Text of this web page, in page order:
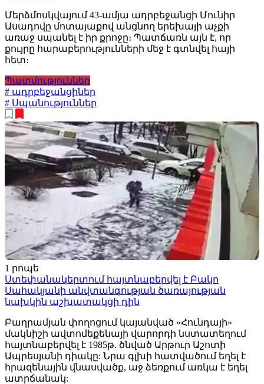
Մերձմոսկվայում 43-ամյա ադրբեջանցի Մունիր
Ասադովը մոտայաքով անցնող երեխայի աչքի
առաջ սպանել է իր քրոջը։ Պատճառն այն է, որ
քույրը հարաբերությունների մեջ է գտնվել հայի
հետ։
Պատմություններ
# ադրբեջանցիներ
# Սպանություններ
1 րոպե
Ստեփանակերտում հայտնաբերվել է Բակո
Սահակյանի անվտանգության ծառայության
նախկին աշխատակցի դին
Բաղրամյան փողոցում կայանված «Հունդայի»
մակնիշի ավտոմեքենայի վարորդի նստատեղում
հայտնաբերվել է 1985թ. ծնված Արթուր Աշոտի
Ապրեսյանի դիակը: Նրա գլխի հատվածում եղել է
հրազենային վնասվածք, աջ ձեռքում առկա է եղել
ատրճանակ: